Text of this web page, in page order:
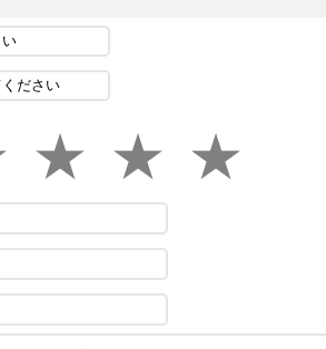
★
★
★